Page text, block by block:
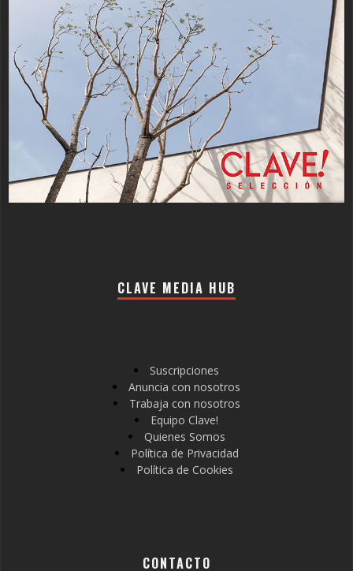
CLAVE MEDIA HUB
Suscripciones
Anuncia con nosotros
Trabaja con nosotros
Equipo Clave!
Quienes Somos
Política de Privacidad
Política de Cookies
CONTACTO